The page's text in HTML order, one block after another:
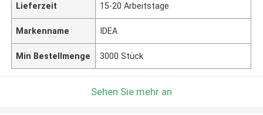
Lieferzeit 15-20 Arbeitstage
Markenname IDEA
Min Bestellmenge 3000 Stück
Sehen Sie mehr an